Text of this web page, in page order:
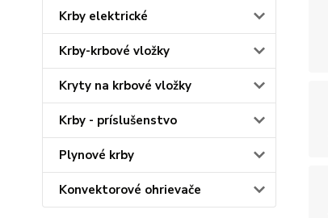
Krby elektrické
Krby-krbové vložky
Kryty na krbové vložky
Krby - príslušenstvo
Plynové krby
Konvektorové ohrievače